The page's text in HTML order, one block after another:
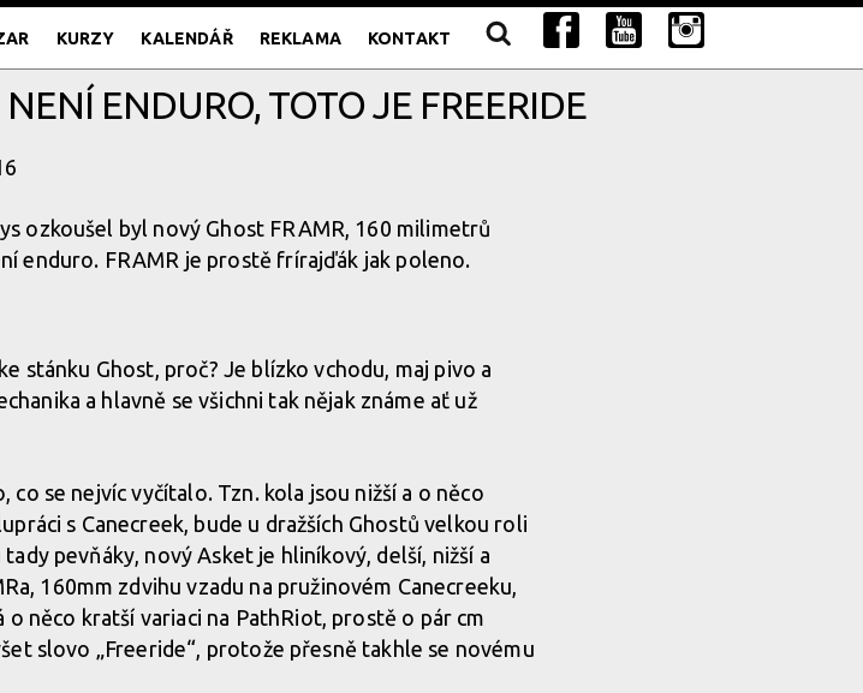
KURZY KALENDÁŘ REKLAMA KONTAKT
ENDURO, TOTO JE FREERIDE
ozkoušel byl nový Ghost FRAMR, 160 milimetrů
enduro. FRAMR je prostě frírajďák jak poleno.
stánku Ghost, proč? Je blízko vchodu, maj pivo a
a hlavně se všichni tak nějak známe ať už
se nejvíc vyčítalo. Tzn. kola jsou nižší a o něco
s Canecreek, bude u dražších Ghostů velkou roli
pevňáky, nový Asket je hliníkový, delší, nižší a
160mm zdvihu vzadu na pružinovém Canecreeku,
něco kratší variaci na PathRiot, prostě o pár cm
slovo „Freeride“, protože přesně takhle se novému